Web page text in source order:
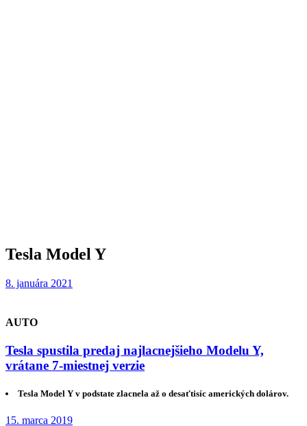
Tesla Model Y
8. januára 2021
AUTO
Tesla spustila predaj najlacnejšieho Modelu Y,
vrátane 7-miestnej verzie
Tesla Model Y v podstate zlacnela až o desaťtisíc amerických dolárov.
15. marca 2019